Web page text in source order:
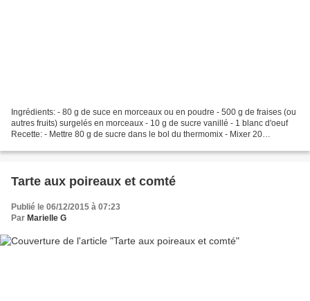
Ingrédients: - 80 g de suce en morceaux ou en poudre - 500 g de fraises (ou
autres fruits) surgelés en morceaux - 10 g de sucre vanillé - 1 blanc d'oeuf
Recette: - Mettre 80 g de sucre dans le bol du thermomix - Mixer 20
Tarte aux poireaux et comté
Publié le 06/12/2015 à 07:23
Par Marielle G